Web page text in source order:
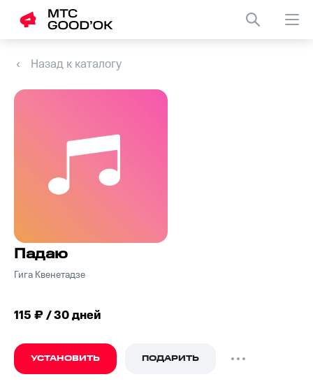
Назад к каталогу
Падаю
Гига Квенетадзе
115 ₽ / 30 дней
УСТАНОВИТЬ ПОДАРИТЬ